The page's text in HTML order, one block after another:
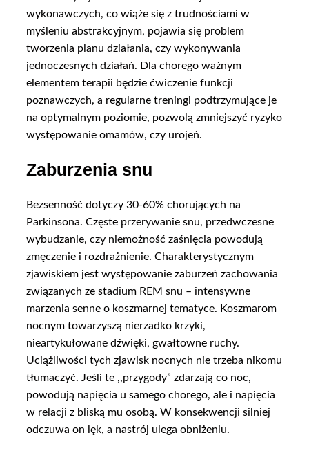
wykonawczych, co wiąże się z trudnościami w
myśleniu abstrakcyjnym, pojawia się problem
tworzenia planu działania, czy wykonywania
jednoczesnych działań. Dla chorego ważnym
elementem terapii będzie ćwiczenie funkcji
poznawczych, a regularne treningi podtrzymujące je
na optymalnym poziomie, pozwolą zmniejszyć ryzyko
występowanie omamów, czy urojeń.
Zaburzenia snu
Bezsenność dotyczy 30-60% chorujących na
Parkinsona. Częste przerywanie snu, przedwczesne
wybudzanie, czy niemożność zaśnięcia powodują
zmęczenie i rozdrażnienie. Charakterystycznym
zjawiskiem jest występowanie zaburzeń zachowania
związanych ze stadium REM snu – intensywne
marzenia senne o koszmarnej tematyce. Koszmarom
nocnym towarzyszą nierzadko krzyki,
nieartykułowane dźwięki, gwałtowne ruchy.
Uciążliwości tych zjawisk nocnych nie trzeba nikomu
tłumaczyć. Jeśli te ,,przygody” zdarzają co noc,
powodują napięcia u samego chorego, ale i napięcia
w relacji z bliską mu osobą. W konsekwencji silniej
odczuwa on lęk, a nastrój ulega obniżeniu.